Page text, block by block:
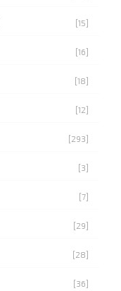
[15]
[16]
[18]
[12]
[293]
[3]
[7]
[29]
[28]
[36]